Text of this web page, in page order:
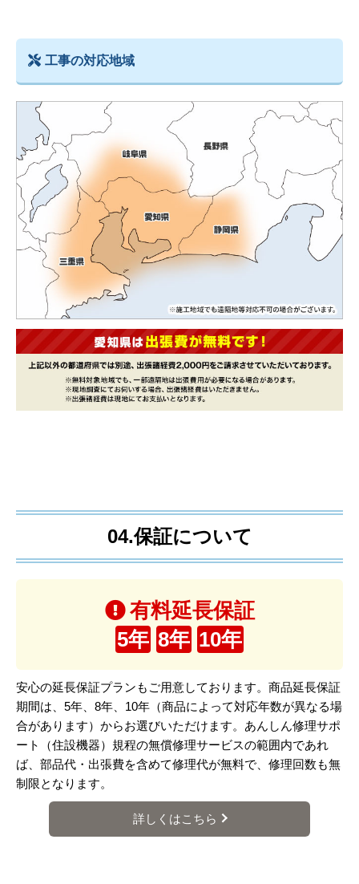
工事の対応地域
04.保証について
有料延長保証
5年 8年 10年
安心の延長保証プランもご用意しております。商品延長保証
期間は、5年、8年、10年（商品によって対応年数が異なる場
合があります）からお選びいただけます。あんしん修理サポ
ート（住設機器）規程の無償修理サービスの範囲内であれ
ば、部品代・出張費を含めて修理代が無料で、修理回数も無
制限となります。
詳しくはこちら